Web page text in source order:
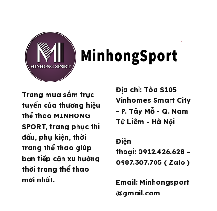
Trang mua sắm trực
tuyến của thương hiệu
thể thao MINHONG
SPORT, trang phục thi
đấu, phụ kiện, thời
trang thể thao giúp
bạn tiếp cận xu hướng
thời trang thể thao
mới nhất.
Địa chỉ: Tòa S105
Vinhomes Smart City
- P. Tây Mỗ - Q. Nam
Từ Liêm - Hà Nội
Điện
thoại: 0912.426.628 –
0987.307.705 ( Zalo )
Email: Minhongsport
@gmail.com